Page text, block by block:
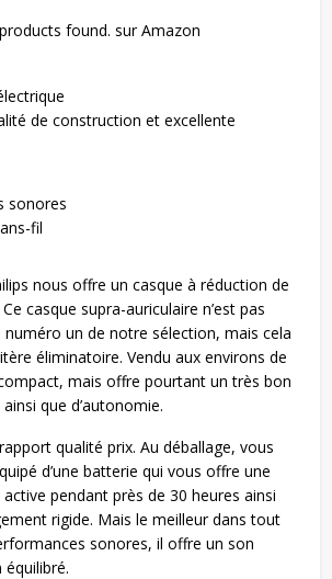
found. sur Amazon
de construction et excellente
sonores
fil
nous offre un casque à réduction de
casque supra-auriculaire n’est pas
un de notre sélection, mais cela
éliminatoire. Vendu aux environs de
mais offre pourtant un très bon
que d’autonomie.
qualité prix. Au déballage, vous
d’une batterie qui vous offre une
pendant près de 30 heures ainsi
rigide. Mais le meilleur dans tout
sonores, il offre un son